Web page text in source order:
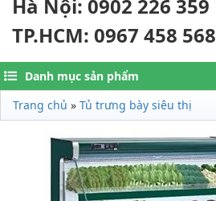
Hà Nội: 0902 226 359
TP.HCM: 0967 458 568
Danh mục sản phẩm
Trang chủ » Tủ trưng bày siêu thị